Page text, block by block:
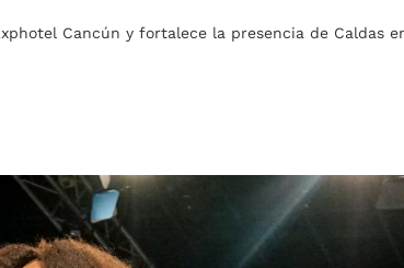
Cancún y fortalece la presencia de Caldas